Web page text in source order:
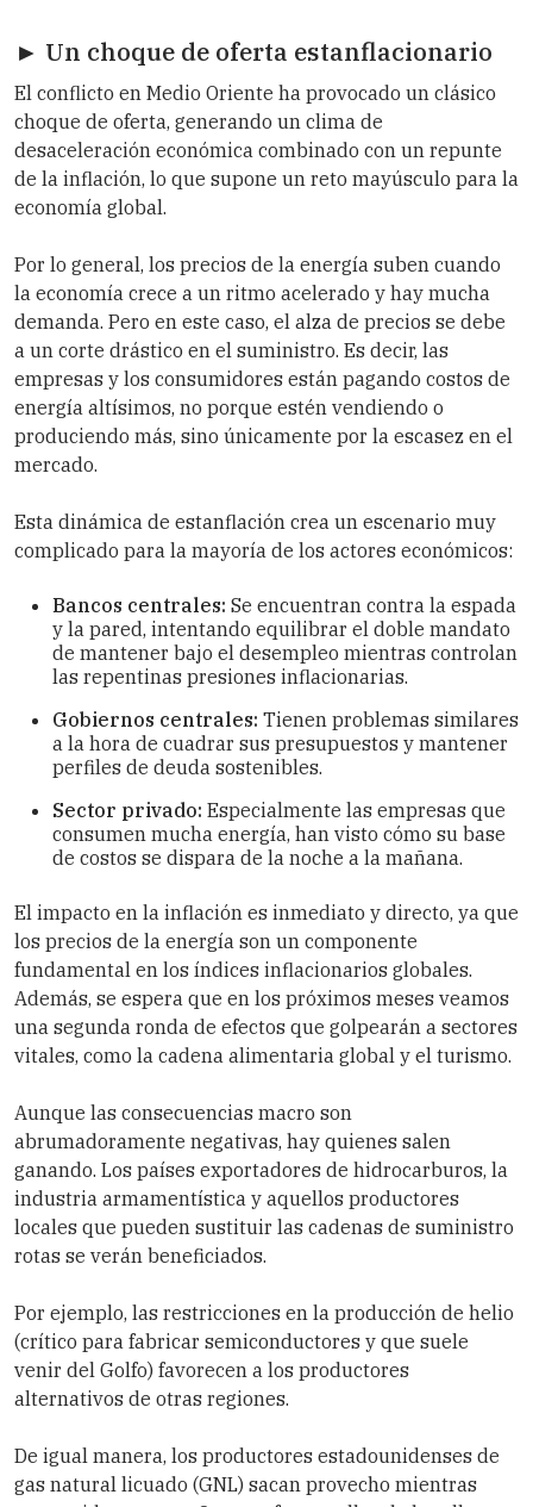
► Un choque de oferta estanflacionario
El conflicto en Medio Oriente ha provocado un clásico
choque de oferta, generando un clima de
desaceleración económica combinado con un repunte
de la inflación, lo que supone un reto mayúsculo para la
economía global.
Por lo general, los precios de la energía suben cuando
la economía crece a un ritmo acelerado y hay mucha
demanda. Pero en este caso, el alza de precios se debe
a un corte drástico en el suministro. Es decir, las
empresas y los consumidores están pagando costos de
energía altísimos, no porque estén vendiendo o
produciendo más, sino únicamente por la escasez en el
mercado.
Esta dinámica de estanflación crea un escenario muy
complicado para la mayoría de los actores económicos:
Bancos centrales: Se encuentran contra la espada
y la pared, intentando equilibrar el doble mandato
de mantener bajo el desempleo mientras controlan
las repentinas presiones inflacionarias.
Gobiernos centrales: Tienen problemas similares
a la hora de cuadrar sus presupuestos y mantener
perfiles de deuda sostenibles.
Sector privado: Especialmente las empresas que
consumen mucha energía, han visto cómo su base
de costos se dispara de la noche a la mañana.
El impacto en la inflación es inmediato y directo, ya que
los precios de la energía son un componente
fundamental en los índices inflacionarios globales.
Además, se espera que en los próximos meses veamos
una segunda ronda de efectos que golpearán a sectores
vitales, como la cadena alimentaria global y el turismo.
Aunque las consecuencias macro son
abrumadoramente negativas, hay quienes salen
ganando. Los países exportadores de hidrocarburos, la
industria armamentística y aquellos productores
locales que pueden sustituir las cadenas de suministro
rotas se verán beneficiados.
Por ejemplo, las restricciones en la producción de helio
(crítico para fabricar semiconductores y que suele
venir del Golfo) favorecen a los productores
alternativos de otras regiones.
De igual manera, los productores estadounidenses de
gas natural licuado (GNL) sacan provecho mientras